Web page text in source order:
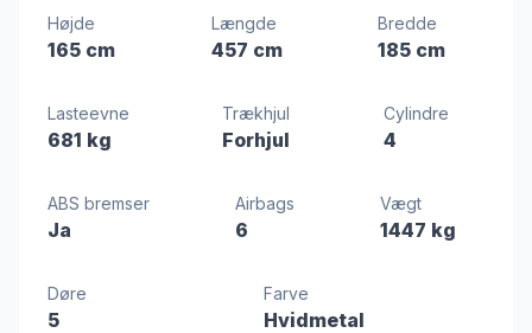
Højde
165 cm
Længde
457 cm
Bredde
185 cm
Lasteevne
681 kg
Trækhjul
Forhjul
Cylindre
4
ABS bremser
Ja
Airbags
6
Vægt
1447 kg
Døre
5
Farve
Hvidmetal